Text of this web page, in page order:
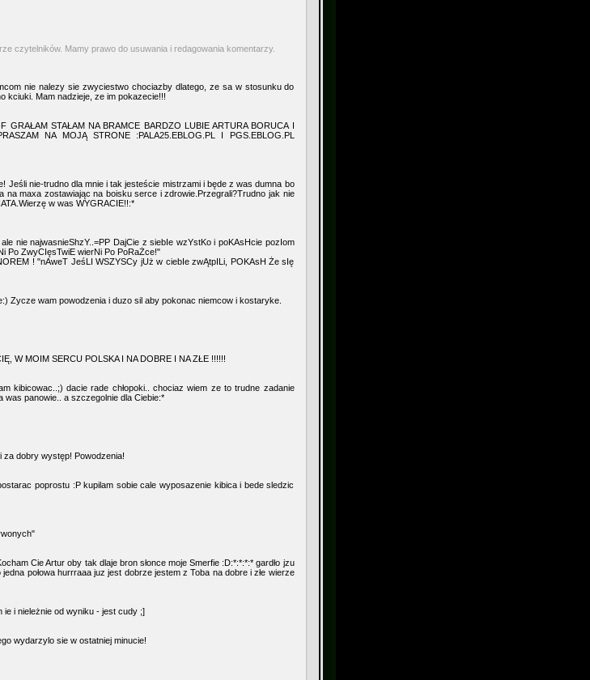
czytelników. Mamy prawo do usuwania i redagowania komentarzy.
nie nalezy sie zwyciestwo chociazby dlatego, ze sa w stosunku do
kciuki. Mam nadzieje, ze im pokazecie!!!
GRAŁAM STAŁAM NA BRAMCE BARDZO LUBIE ARTURA BORUCA I
NA MOJĄ STRONE :PALA25.EBLOG.PL I PGS.EBLOG.PL
Jeśli nie-trudno dla mnie i tak jesteście mistrzami i będe z was dumna bo
na maxa zostawiając na boisku serce i zdrowie.Przegrali?Trudno jak nie
w was WYGRACIE!!:*
nie najwasnieShzY..=PP DajCie z siebIe wzYstKo i poKAsHcie pozIom
Po ZwyCIęsTwiE wierNi Po PoRaŻce!"
! "nAweT JeśLI WSZYSCy jUż w ciebIe zwĄtpILi, POKAsH Że sIę
Zycze wam powodzenia i duzo sil aby pokonac niemcow i kostaryke.
W MOIM SERCU POLSKA I NA DOBRE I NA ZŁE !!!!!!
kibicowac..;) dacie rade chłopoki.. chociaz wiem ze to trudne zadanie
was panowie.. a szczegolnie dla Ciebie:*
za dobry występ! Powodzenia!
poprostu :P kupilam sobie cale wyposazenie kibica i bede sledzic
Cie Artur oby tak dlaje bron słonce moje Smerfie :D:*:*:*:* gardło jzu
połowa hurrraaa juz jest dobrze jestem z Toba na dobre i złe wierze
i nieleżnie od wyniku - jest cudy ;]
wydarzylo sie w ostatniej minucie!